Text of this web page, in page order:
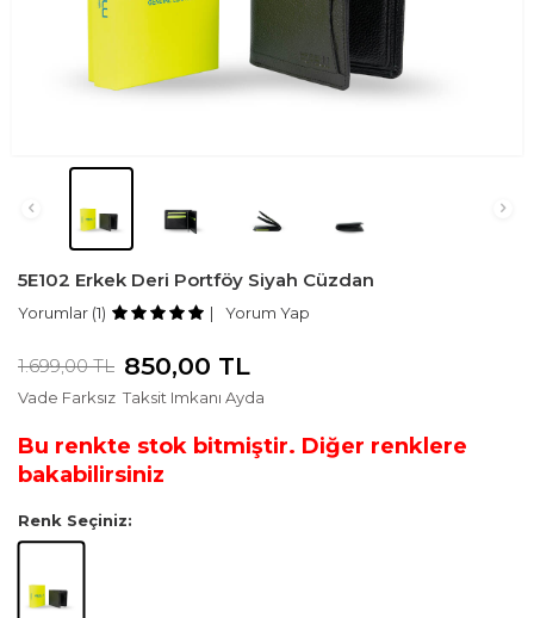
5E102 Erkek Deri Portföy Siyah Cüzdan
Yorumlar (1) Yorum Yap
1.699,00TL 850,00 TL
Vade Farksız Taksit Imkanı Ayda
Bu renkte stok bitmiştir. Diğer renklere
bakabilirsiniz
Renk Seçiniz: